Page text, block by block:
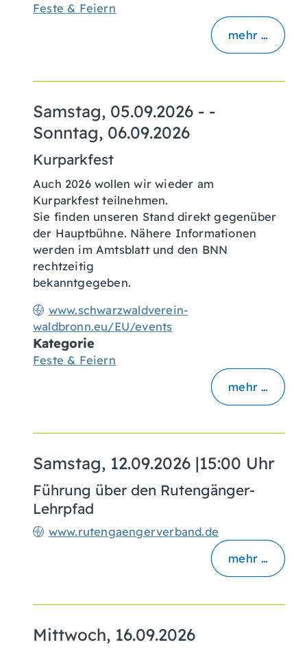
Feste & Feiern
mehr …
Samstag, 05.09.2026 - -
Sonntag, 06.09.2026
Kurparkfest
www.schwarzwaldverein-
waldbronn.eu/EU/events
Auch 2026 wollen wir wieder am
Kurparkfest teilnehmen.
Sie finden unseren Stand direkt gegenüber
der Hauptbühne. Nähere Informationen
werden im Amtsblatt und den BNN
rechtzeitig
bekanntgegeben.
Kategorie
Feste & Feiern
mehr …
Samstag, 12.09.2026 |15:00 Uhr
Führung über den Rutengänger-
Lehrpfad
www.rutengaengerverband.de
mehr …
Mittwoch, 16.09.2026